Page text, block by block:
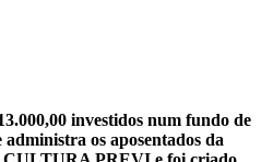
investidos num fundo de
os aposentados da